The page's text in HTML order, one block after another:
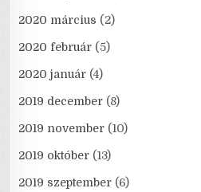
2020 március (2)
2020 február (5)
2020 január (4)
2019 december (8)
2019 november (10)
2019 október (13)
2019 szeptember (6)